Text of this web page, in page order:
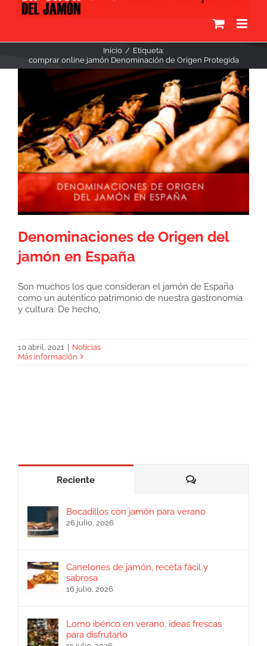
Inicio
Etiqueta:
comprar online jamón Denominación de Origen Protegida
Denominaciones de Origen del jamón en
Denominaciones de Origen del
jamón en España
Son muchos los que consideran el jamón de España
como un auténtico patrimonio de nuestra gastronomía
y cultura. De hecho,
10 abril, 2021
Noticias
Más información
Reciente Comentarios
Bocadillos con jamón para verano
26 julio, 2026
Canelones de jamón, receta fácil y
sabrosa
16 julio, 2026
Lomo ibérico en verano, ideas frescas
para disfrutarlo